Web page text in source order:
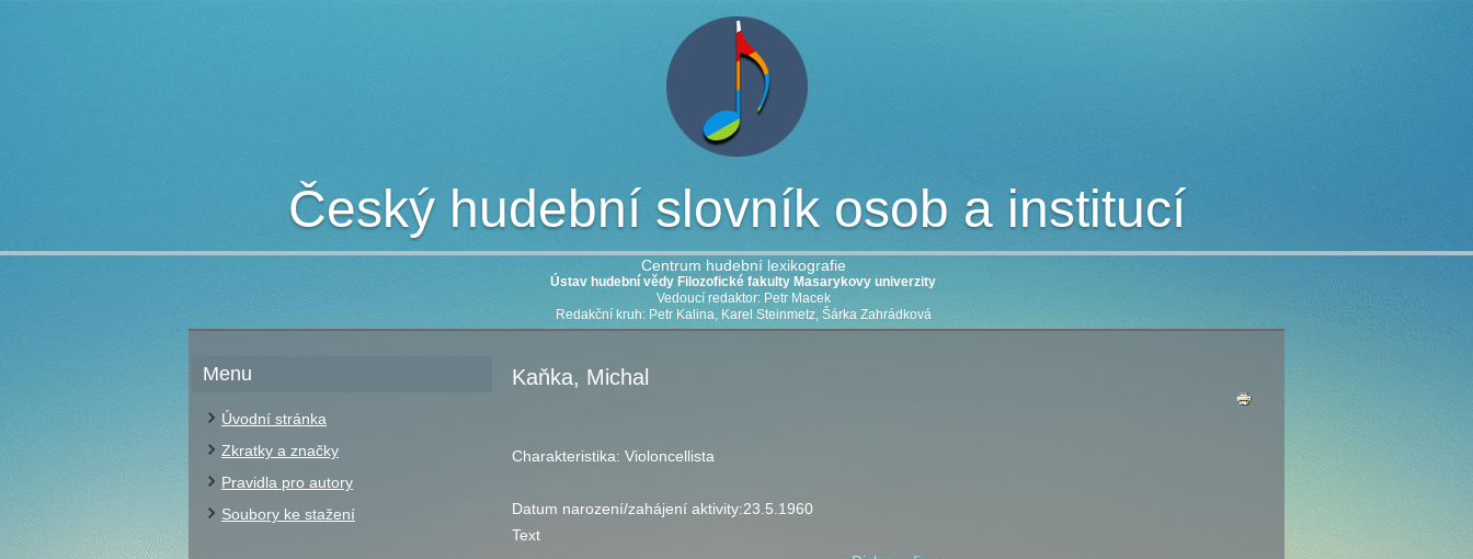
Český hudební slovník osob a institucí
Centrum hudební lexikografie
Ústav hudební vědy Filozofické fakulty Masarykovy univerzity
Vedoucí redaktor: Petr Macek
Redakční kruh: Petr Kalina, Karel Steinmetz, Šárka Zahrádková
Menu
Úvodní stránka
Zkratky a značky
Pravidla pro autory
Soubory ke stažení
Kaňka, Michal
Charakteristika: Violoncellista
Datum narození/zahájení aktivity:23.5.1960
Text